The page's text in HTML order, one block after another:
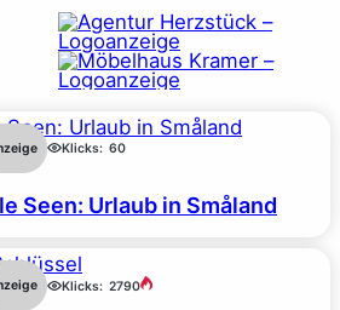
Klicks: 60
Seen: Urlaub in Småland
Klicks: 2790